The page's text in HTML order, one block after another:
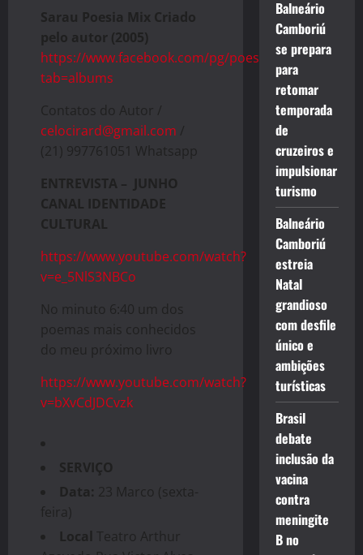
Sarau Poesia Mix Criado
pelo autor (2005)
https://www.facebook.com/pg/poesiamix/photos/?
tab=albums
Contatos do Autor /
celocirard@gmail.com /
(21) 997761051 Whatsapp
ENTREVISTA – JUNHO
CANAL IDENTIDADE
CULTURAL
https://www.youtube.com/watch?
v=e_5NlS3NBCo
No minuto 6:40 um dos
poemas mais conhecidos
do meu próximo livro
https://www.youtube.com/watch?
v=bXvCdJDCvzk
SERVIÇO
Data: 23 Marco (sexta-
feira)
Local Teatro Arthur
Balneário
Camboriú
se prepara
para
retomar
temporada
de
cruzeiros e
impulsionar
turismo
Balneário
Camboriú
estreia
Natal
grandioso
com desfile
único e
ambições
turísticas
Brasil
debate
inclusão da
vacina
contra
meningite
B no